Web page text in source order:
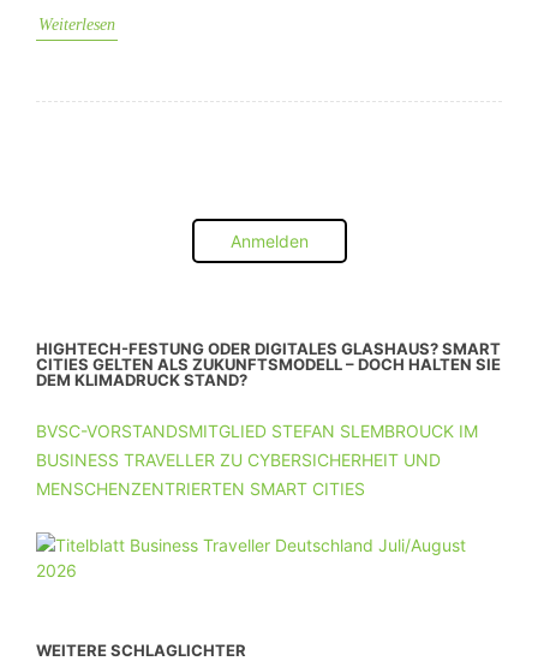
Weiterlesen
Anmelden
HIGHTECH-FESTUNG ODER DIGITALES GLASHAUS? SMART
CITIES GELTEN ALS ZUKUNFTSMODELL – DOCH HALTEN SIE
DEM KLIMADRUCK STAND?
BVSC-VORSTANDSMITGLIED STEFAN SLEMBROUCK IM
BUSINESS TRAVELLER ZU CYBERSICHERHEIT UND
MENSCHENZENTRIERTEN SMART CITIES
WEITERE SCHLAGLICHTER